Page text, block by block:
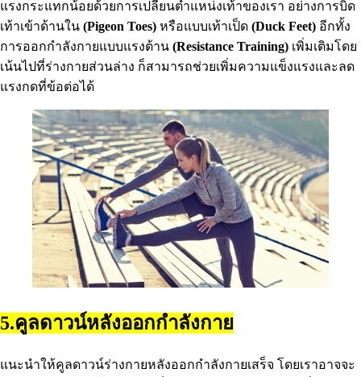
แรงกระแทกน้อยด้วยการเปลี่ยนตำแหน่งเท้าของเรา อย่างการบิด
เท้าเข้าด้านใน (Pigeon Toes) หรือแบบเท้าเป็ด (Duck Feet) อีกทั้ง
การออกกำลังกายแบบแรงต้าน (Resistance Training) เพิ่มเติมโดย
เน้นไปที่ร่างกายส่วนล่าง ก็สามารถช่วยเพิ่มความแข็งแรงและลด
แรงกดที่ข้อต่อได้
5.คูลดาวน์หลังออกกำลังกาย
แนะนำให้คูลดาวน์ร่างกายหลังออกกำลังกายเสร็จ โดยเราอาจจะ